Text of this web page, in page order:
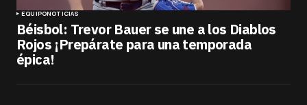
EQUIPONOTICIAS
Béisbol: Trevor Bauer se une a los Diablos
Rojos ¡Prepárate para una temporada
épica!